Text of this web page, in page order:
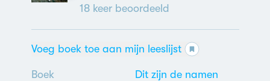
18keer beoordeeld
Voeg boek toe aan mijn leeslijst
Boek
Dit zijn de namen